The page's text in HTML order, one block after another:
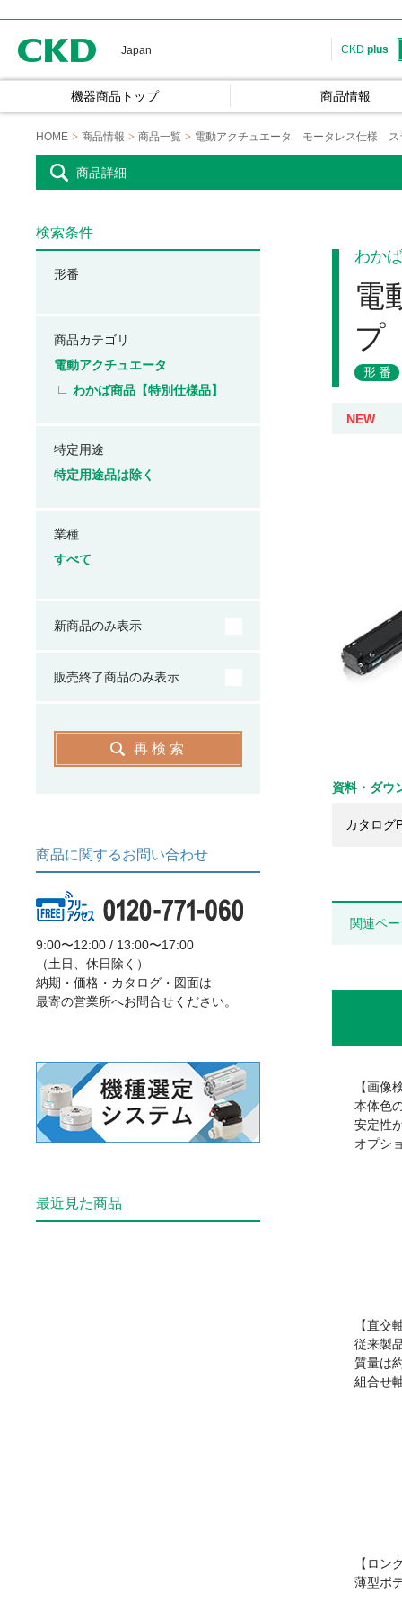
Japan CKD plus
機器商品トップ 商品情報
HOME 商品情報 商品一覧 電動アクチュエータ モータレス仕様 ス
商品詳細
わか
電
プ
形番
NEW
資料・ダウ
カタログ
関連ペ
【画像
本体色
安定性
オプシ
【直交
従来製
質量は
組合せ
【ロン
薄型ボ
検索条件
形番
商品カテゴリ
電動アクチュエータ
わかば商品【特別仕様品】
特定用途
特定用途品は除く
業種
すべて
新商品のみ表示
販売終了商品のみ表示
再検索
商品に関するお問い合わせ
9:00〜12:00 / 13:00〜17:00
（土日、休日除く）
納期・価格・カタログ・図面は
最寄の営業所へお問合せください。
最近見た商品